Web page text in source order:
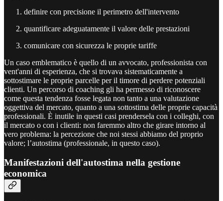
definire con precisione il perimetro dell'intervento
quantificare adeguatamente il valore delle prestazioni
comunicare con sicurezza le proprie tariffe
Un caso emblematico è quello di un avvocato, professionista con
vent'anni di esperienza, che si trovava sistematicamente a
sottostimare le proprie parcelle per il timore di perdere potenziali
clienti. Un percorso di coaching gli ha permesso di riconoscere
come questa tendenza fosse legata non tanto a una valutazione
oggettiva del mercato, quanto a una sottostima delle proprie capacità
professionali. È inutile in questi casi prendersela con i colleghi, con
il mercato o con i clienti: non faremmo altro che girare intorno al
vero problema: la percezione che noi stessi abbiamo del proprio
valore; l’autostima (professionale, in questo caso).
Manifestazioni dell'autostima nella gestione
economica